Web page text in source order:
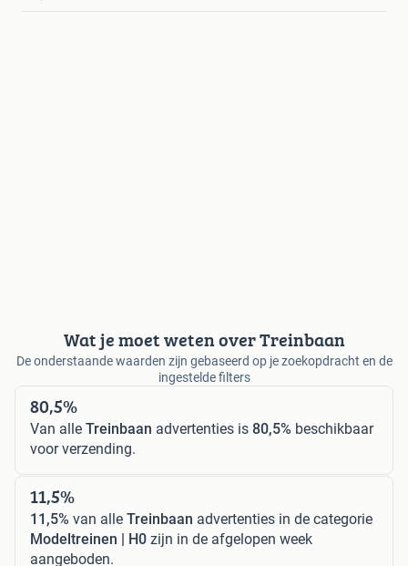
Wat je moet weten over Treinbaan
De onderstaande waarden zijn gebaseerd op je zoekopdracht en de
ingestelde filters
80,5%
Van alle Treinbaan advertenties is 80,5% beschikbaar
voor verzending.
11,5%
11,5% van alle Treinbaan advertenties in de categorie
Modeltreinen | H0 zijn in de afgelopen week
aangeboden.